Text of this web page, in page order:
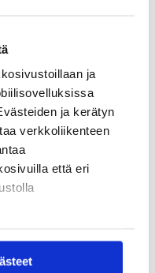
ja
ja kerätyn
verkkoliikenteen
että eri
Finland
Finland